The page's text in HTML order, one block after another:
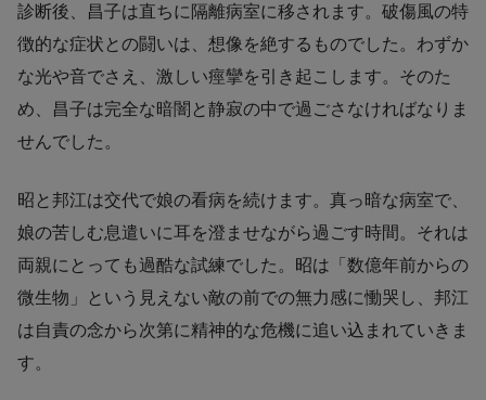
診断後、昌子は直ちに隔離病室に移されます。破傷風の特
徴的な症状との闘いは、想像を絶するものでした。わずか
な光や音でさえ、激しい痙攣を引き起こします。そのた
め、昌子は完全な暗闇と静寂の中で過ごさなければなりま
せんでした。
昭と邦江は交代で娘の看病を続けます。真っ暗な病室で、
娘の苦しむ息遣いに耳を澄ませながら過ごす時間。それは
両親にとっても過酷な試練でした。昭は「数億年前からの
微生物」という見えない敵の前での無力感に慟哭し、邦江
は自責の念から次第に精神的な危機に追い込まれていきま
す。